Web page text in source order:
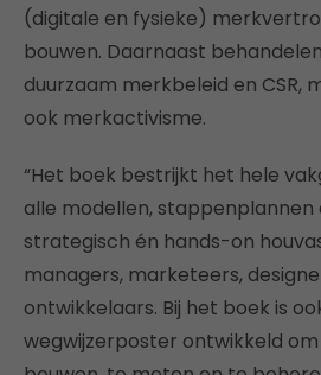
(digitale en fysieke)
bouwen. Daarnaast
duurzaam merkbeleid en CSR,
ook merkactivisme.
“Het boek bestrijkt het hele
alle modellen,
strategisch én hands-on
managers, marketeers,
ontwikkelaars. Bij het boek is
wegwijzerposter ontwikkeld